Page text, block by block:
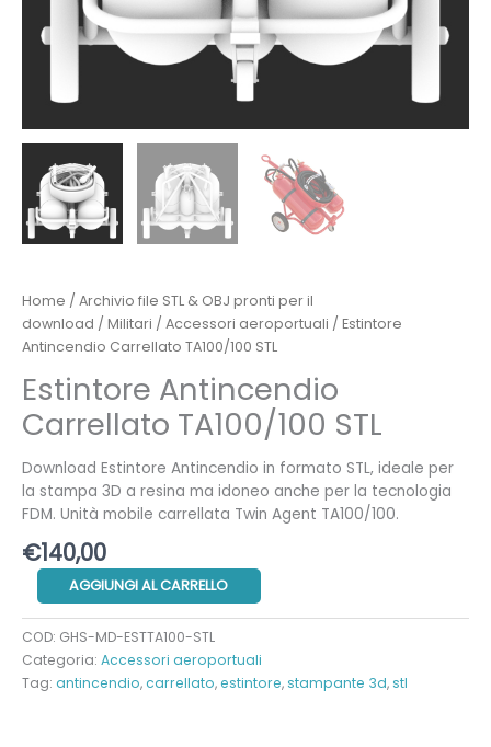
Home / Archivio file STL & OBJ pronti per il
download / Militari / Accessori aeroportuali / Estintore
Antincendio Carrellato TA100/100 STL
Estintore Antincendio
Carrellato TA100/100 STL
Download Estintore Antincendio in formato STL, ideale per
la stampa 3D a resina ma idoneo anche per la tecnologia
FDM. Unità mobile carrellata Twin Agent TA100/100.
€140,00
Estintore
Antincendio
Carrellato
TA100/100
STL
quantità
AGGIUNGI AL CARRELLO
COD: GHS-MD-ESTTA100-STL
Categoria: Accessori aeroportuali
Tag: antincendio,carrellato,estintore,stampante 3d,stl